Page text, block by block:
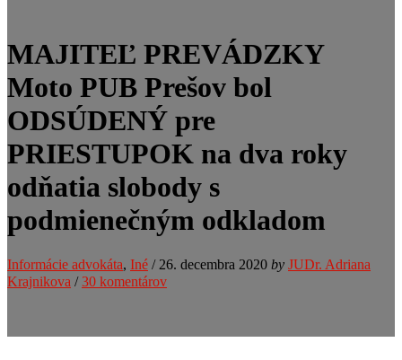
MAJITEĽ PREVÁDZKY
Moto PUB Prešov bol
ODSÚDENÝ pre
PRIESTUPOK na dva roky
odňatia slobody s
podmienečným odkladom
Informácie advokáta, Iné / 26. decembra 2020 by JUDr. Adriana
Krajnikova /30 komentárov